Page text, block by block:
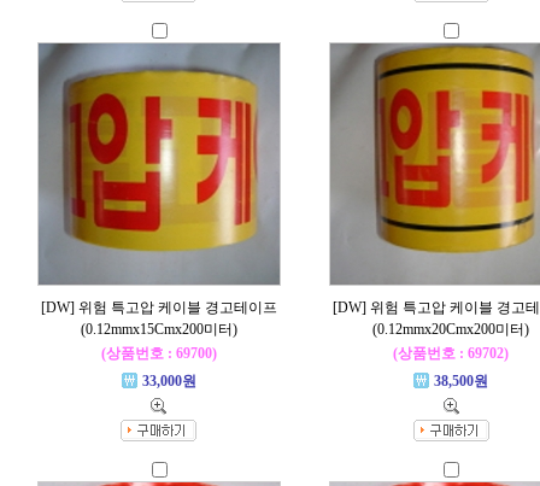
[DW] 위험 특고압 케이블 경고테이프
(0.12mmx15Cmx200미터)
(상품번호 : 69700)
33,000원
[DW] 위험 특고압 케이블 경고
(0.12mmx20Cmx200미터)
(상품번호 : 69702)
38,500원